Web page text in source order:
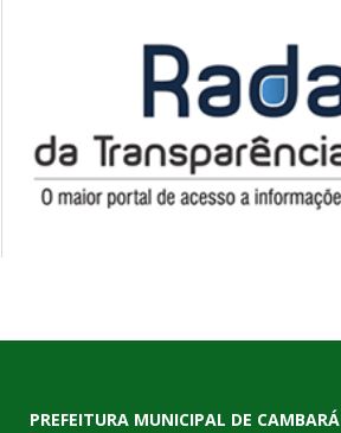
PREFEITURA MUNICIPAL DE CAMBARÁ